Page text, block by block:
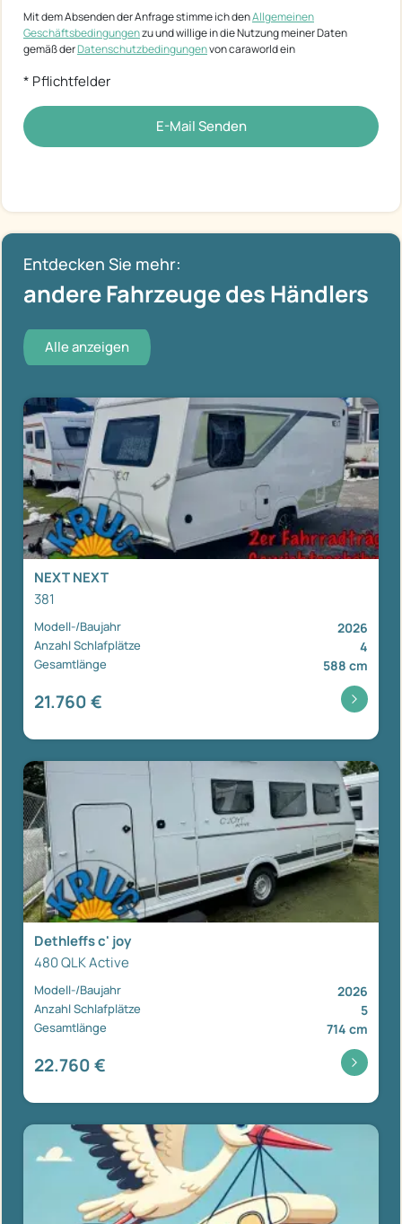
Mit dem Absenden der Anfrage stimme ich denAllgemeinen
Geschäftsbedingungenzu und willige in die Nutzung meiner Daten
gemäß derDatenschutzbedingungenvon caraworld ein
* Pflichtfelder
E-Mail Senden
Entdecken Sie mehr:
andere Fahrzeuge des Händlers
Alle anzeigen
NEXT NEXT
381
Modell-/Baujahr 2026
Anzahl Schlafplätze 4
Gesamtlänge 588 cm
21.760 €
Dethleffs c' joy
480 QLK Active
Modell-/Baujahr 2026
Anzahl Schlafplätze 5
Gesamtlänge 714 cm
22.760 €